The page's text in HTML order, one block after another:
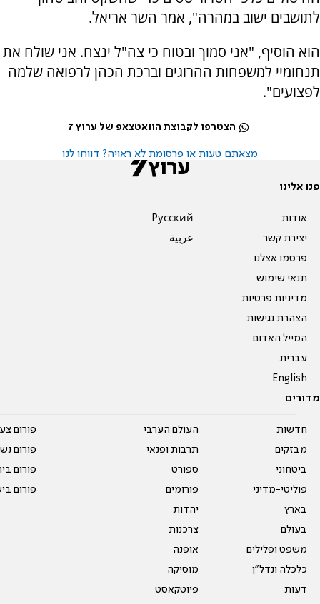
לתושבים ישוב במהרה", אמר השר אריאל.
הוא הוסיף, "אני סמוך ובטוח כי צה"ל ינצח. אני שולח את
תנחומיי למשפחות ההרוגים וברכת הכהן לרפואה שלמה
לפצועים".
הצטרפו לקבוצת הוואטצאפ של ערוץ 7
מצאתם טעות או פרסומת לא ראויה? דווחו לנו
פנו אלינו
אודות
יצירת קשר
פרסמו אצלנו
תנאי שימוש
מדיניות פרטיות
הצהרת נגישות
המייל האדום
עברית
English
Pусский
عربية
מדורים
חדשות
מבזקים
ביטחוני
פוליטי-מדיני
בארץ
בעולם
משפט ופלילים
כלכלה ונדל"ן
דעות
העולם הערבי
תרבות ופנאי
ספורט
פורומים
יהדות
צרכנות
אופנה
מוסיקה
פיוטקאסט
פורום
פורום
פורום
פורום